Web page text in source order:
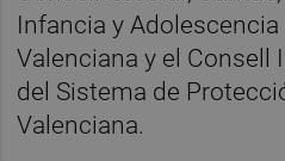
Infancia y
Valenciana y el Consell
del Sistema de
Valenciana.